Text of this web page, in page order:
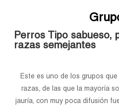
Perros Tipo sabueso,
razas semejantes
Este es uno de los grupos
razas, de las que la mayoría
jauría, con muy poca difusión